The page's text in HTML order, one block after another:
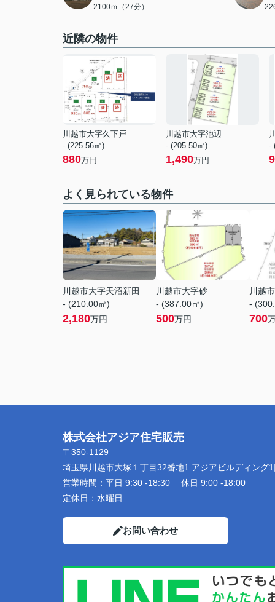
2100ｍ（27分）
近隣の物件
川越市大字久下戸
- (225.56㎡)
880万円
川越市大字池辺
- (205.50㎡)
1,490万円
-
よく見られている物件
川越市大字天沼新田
- (210.00㎡)
2,180万円
川越市大字砂
- (387.00㎡)
500万円
川越
-
700
株式会社アジア住宅販売
〒350-1129
埼玉県川越市大塚１丁目32番地1 アジアビルディング
営業時間： 平日 9:30 -18:30 休日 9:00 -18:00
定休日： 水曜日
お問い合わせ